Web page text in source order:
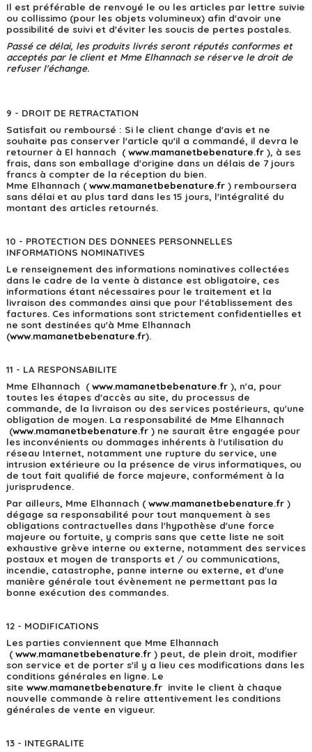
Il est préférable de renvoyé le ou les articles par lettre suivie
ou collissimo (pour les objets volumineux) afin d'avoir une
possibilité de suivi et d'éviter les soucis de pertes postales.
Passé ce délai, les produits livrés seront réputés conformes et
acceptés par le client et Mme Elhannach se réserve le droit de
refuser l'échange.
9 - DROIT DE RETRACTATION
Satisfait ou remboursé : Si le client change d'avis et ne
souhaite pas conserver l'article qu'il a commandé, il devra le
retourner à El hannach ( www.mamanetbebenature.fr ), à ses
frais, dans son emballage d'origine dans un délais de 7 jours
francs à compter de la réception du bien.
Mme Elhannach ( www.mamanetbebenature.fr ) remboursera
sans délai et au plus tard dans les 15 jours, l'intégralité du
montant des articles retournés.
10 - PROTECTION DES DONNEES PERSONNELLES
INFORMATIONS NOMINATIVES
Le renseignement des informations nominatives collectées
dans le cadre de la vente à distance est obligatoire, ces
informations étant nécessaires pour le traitement et la
livraison des commandes ainsi que pour l'établissement des
factures. Ces informations sont strictement confidentielles et
ne sont destinées qu'à Mme Elhannach
(www.mamanetbebenature.fr).
11 - LA RESPONSABILITE
Mme Elhannach ( www.mamanetbebenature.fr ), n'a, pour
toutes les étapes d'accès au site, du processus de
commande, de la livraison ou des services postérieurs, qu'une
obligation de moyen. La responsabilité de Mme Elhannach
(www.mamanetbebenature.fr ) ne saurait être engagée pour
les inconvénients ou dommages inhérents à l'utilisation du
réseau Internet, notamment une rupture du service, une
intrusion extérieure ou la présence de virus informatiques, ou
de tout fait qualifié de force majeure, conformément à la
jurisprudence.
Par ailleurs, Mme Elhannach ( www.mamanetbebenature.fr )
dégage sa responsabilité pour tout manquement à ses
obligations contractuelles dans l'hypothèse d'une force
majeure ou fortuite, y compris sans que cette liste ne soit
exhaustive grève interne ou externe, notamment des services
postaux et moyen de transports et / ou communications,
incendie, catastrophe, panne interne ou externe, et d'une
manière générale tout évènement ne permettant pas la
bonne exécution des commandes.
12 - MODIFICATIONS
Les parties conviennent que Mme Elhannach
( www.mamanetbebenature.fr ) peut, de plein droit, modifier
son service et de porter s'il y a lieu ces modifications dans les
conditions générales en ligne. Le
site www.mamanetbebenature.fr invite le client à chaque
nouvelle commande à relire attentivement les conditions
générales de vente en vigueur.
13 - INTEGRALITE